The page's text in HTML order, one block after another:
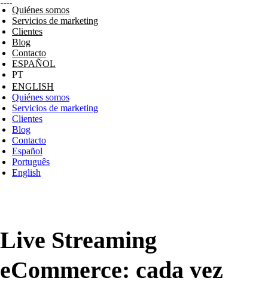
Quiénes somos
Servicios de marketing
Clientes
Blog
Contacto
ESPAÑOL
ENGLISH
Quiénes somos
Servicios de marketing
Clientes
Blog
Contacto
Español
Português
English
Live Streaming
eCommerce: cada vez